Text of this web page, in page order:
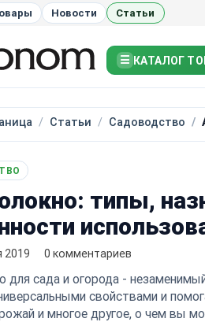
Новости Статьи
☰ КАТАЛОГ
Статьи Садоводство
типы,
2019 0 комментариев
для сада и огорода -
свойствами и
и многое другое, о чем вы